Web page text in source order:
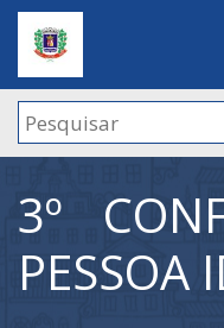
3º
PESSOA